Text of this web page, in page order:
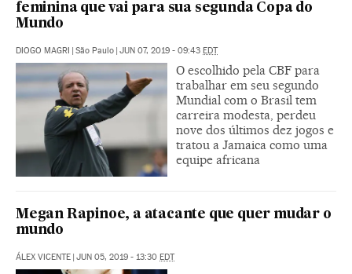
feminina que vai para sua segunda Copa do
Mundo
DIOGO MAGRI | São Paulo | JUN 07, 2019 - 09:43 EDT
O escolhido pela CBF para
trabalhar em seu segundo
Mundial com o Brasil tem
carreira modesta, perdeu
nove dos últimos dez jogos e
tratou a Jamaica como uma
equipe africana
Megan Rapinoe, a atacante que quer mudar o
mundo
ÁLEX VICENTE | JUN 05, 2019 - 13:30 EDT